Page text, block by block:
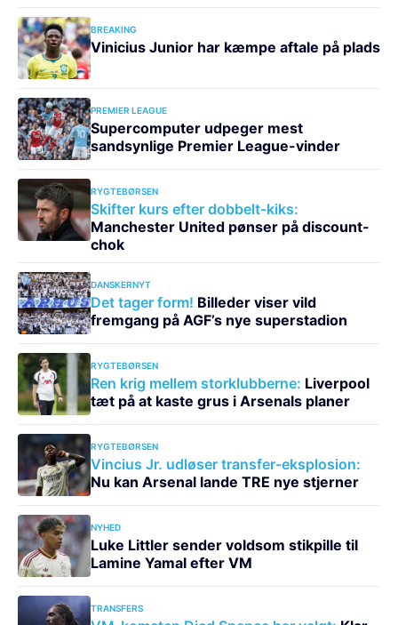
BREAKING
Vinicius Junior har kæmpe aftale på plads
PREMIER LEAGUE
Supercomputer udpeger mest
sandsynlige Premier League-vinder
RYGTEBØRSEN
Skifter kurs efter dobbelt-kiks:
Manchester United pønser på discount-
chok
DANSKERNYT
Det tager form! Billeder viser vild
fremgang på AGF’s nye superstadion
RYGTEBØRSEN
Ren krig mellem storklubberne: Liverpool
tæt på at kaste grus i Arsenals planer
RYGTEBØRSEN
Vincius Jr. udløser transfer-eksplosion:
Nu kan Arsenal lande TRE nye stjerner
NYHED
Luke Littler sender voldsom stikpille til
Lamine Yamal efter VM
TRANSFERS